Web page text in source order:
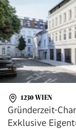
1230 WIEN
Gründerzeit-
Exklusive